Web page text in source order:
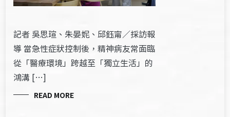
記者 吳思瑄、朱晏妮、邱鈺甯／採訪報
導 當急性症狀控制後，精神病友常面臨
從「醫療環境」跨越至「獨立生活」的
鴻溝 […]
READ MORE